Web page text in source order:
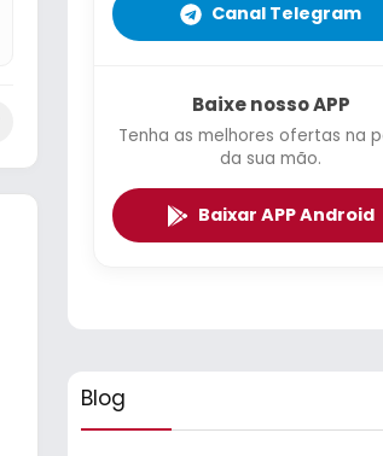
Canal Telegram
Baixe nosso APP
Tenha as melhores ofertas na
da sua mão.
Baixar APP Android
Blog